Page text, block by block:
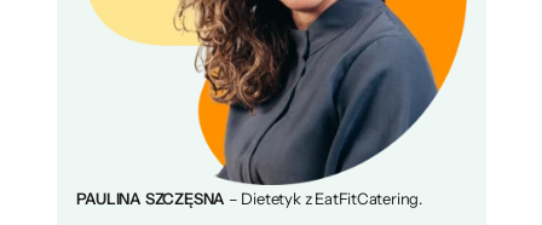
PAULINA SZCZĘSNA – Dietetyk z EatFitCatering.